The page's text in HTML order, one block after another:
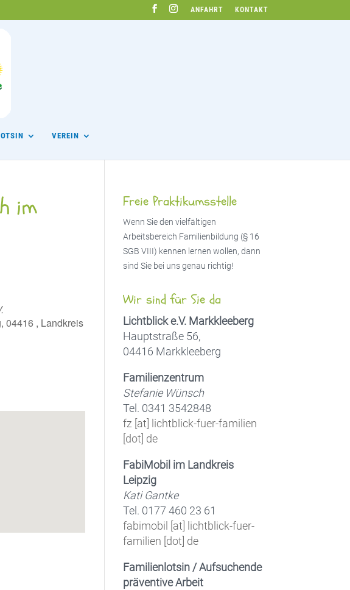
ANFAHRT KONTAKT
VEREIN
im
Office 365
04416 , Landkreis
Freie Praktikumsstelle
Wenn Sie den vielfältigen
Arbeitsbereich Familienbildung (§ 16
SGB VIII) kennen lernen wollen, dann
sind Sie bei uns genau richtig!
Wir sind für Sie da
Lichtblick e.V. Markkleeberg
Hauptstraße 56,
04416 Markkleeberg
Familienzentrum
Stefanie Wünsch
Tel. 0341 3542848
fz [at] lichtblick-fuer-familien
[dot] de
FabiMobil im Landkreis
Leipzig
Kati Gantke
Tel. 0177 460 23 61
fabimobil [at] lichtblick-fuer-
familien [dot] de
Familienlotsin / Aufsuchende
präventive Arbeit